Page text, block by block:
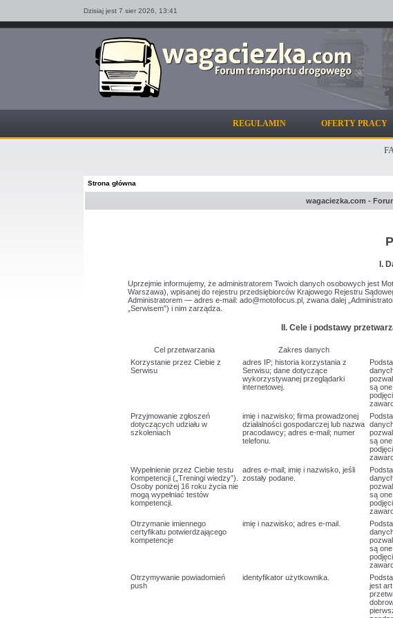
Dzisiaj jest 7 sier 2026, 13:41
REGULAMIN OFERTY PRACY
Strona główna
wagaciezka.com -
I.
Uprzejmie informujemy, że administratorem Twoich danych osobowych jest
Warszawa), wpisanej do rejestru przedsiębiorców Krajowego Rejestru
Administratorem — adres e-mail: ado@motofocus.pl, zwana dalej
„Serwisem”) i nim zarządza.
II. Cele i podstawy
Cel przetwarzania Zakres danych
Korzystanie przez Ciebie z
Serwisu
adres IP; historia korzystania z
Serwisu; dane dotyczące
wykorzystywanej przeglądarki
internetowej.
są
Przyjmowanie zgłoszeń
dotyczących udziału w
szkoleniach
imię i nazwisko; firma prowadzonej
działalności gospodarczej lub nazwa
pracodawcy; adres e-mail; numer
telefonu.
są
Wypełnienie przez Ciebie testu
kompetencji („Treningi wiedzy”).
Osoby poniżej 16 roku życia nie
mogą wypełniać testów
kompetencji.
adres e-mail; imię i nazwisko, jeśli
zostały podane.
są
Otrzymanie imiennego
certyfikatu potwierdzającego
kompetencje
imię i nazwisko; adres e-mail.
są
Otrzymywanie powiadomień
push
identyfikator użytkownika.
jest